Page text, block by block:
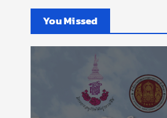
ห
บ
You Missed